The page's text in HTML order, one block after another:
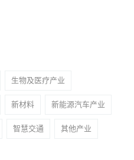
生物及医疗产业
新材料 新能源汽车产业
智慧交通 其他产业